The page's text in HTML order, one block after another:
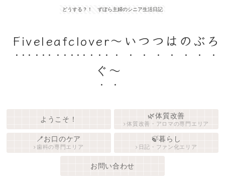
どうする？！ ずぼら主婦のシニア生活日記
Fiveleafclover〜いつつはのぶろ
ぐ〜
ようこそ！ 🌿体質改善
体質改善・アロマの専門エリア
🪥お口のケア
歯科の専門エリア
🍃暮らし
日記・ファン化エリア
お問い合わせ